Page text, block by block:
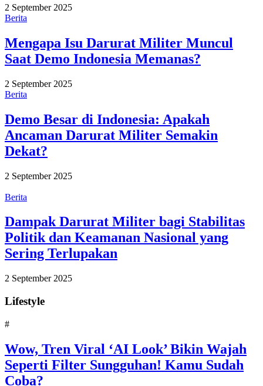
2 September 2025
Berita
Mengapa Isu Darurat Militer Muncul
Saat Demo Indonesia Memanas?
2 September 2025
Berita
Demo Besar di Indonesia: Apakah
Ancaman Darurat Militer Semakin
Dekat?
2 September 2025
Berita
Dampak Darurat Militer bagi Stabilitas
Politik dan Keamanan Nasional yang
Sering Terlupakan
2 September 2025
Lifestyle
#
Wow, Tren Viral ‘AI Look’ Bikin Wajah
Seperti Filter Sungguhan! Kamu Sudah
Coba?